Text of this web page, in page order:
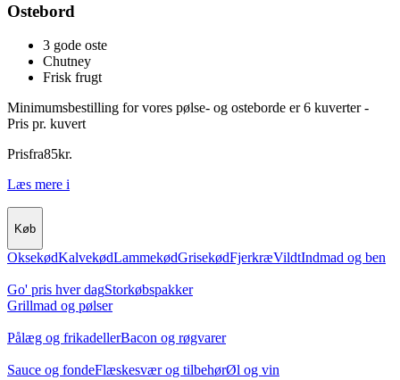
Ostebord
3 gode oste
Chutney
Frisk frugt
Minimumsbestilling for vores pølse- og osteborde er 6 kuverter -
Pris pr. kuvert
Prisfra85kr.
Læs mere i
Køb
OksekødKalvekødLammekødGrisekødFjerkræVildtIndmad og ben
Go' pris hver dagStorkøbspakker
Grillmad og pølser
Pålæg og frikadellerBacon og røgvarer
Sauce og fondeFlæskesvær og tilbehørØl og vin